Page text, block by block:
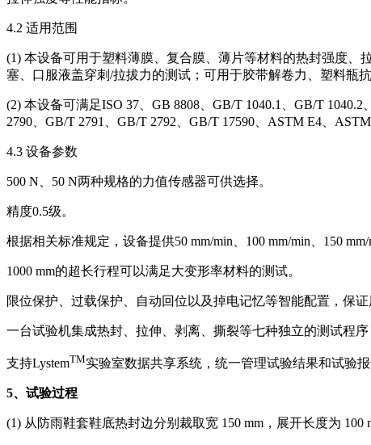
4.2 适用范围
(1) 本设备可用于塑料薄膜、复合膜、薄片等材料的热封强度
塞、口服液盖穿刺/拉拔力的测试；可用于胶带解卷力、塑料瓶
(2) 本设备可满足ISO 37、GB 8808、GB/T 1040.1、GB/T
2790、GB/T 2791、GB/T 2792、GB/T 17590、ASTM E4、
4.3 设备参数
500 N、50 N两种规格的力值传感器可供选择。
精度0.5级。
根据相关标准规定，设备提供50 mm/min、100 mm/min、150
1000 mm的超长行程可以满足大变形率材料的测试。
限位保护、过载保护、自动回位以及掉电记忆等智能配置，保证
一台试验机集成热封、拉伸、剥离、撕裂等七种独立的测试程
支持LystemTM实验室数据共享系统，统一管理试验结果和试验报
5、试验过程
(1) 从防雨鞋套鞋底热封边分别裁取宽 150 mm，展开长度为 100